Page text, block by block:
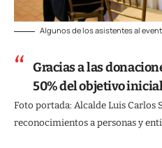
Algunos de los asistentes al
Gracias a las
50% del objetivo
Foto portada: Alcalde Luis Carlos
reconocimientos a personas y